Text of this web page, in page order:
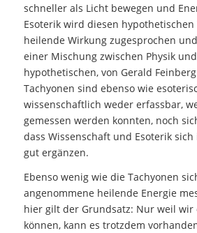
schneller als Licht bewegen und
Esoterik wird diesen
heilende Wirkung zugesprochen
einer Mischung zwischen Physik
hypothetischen, von Gerald
Tachyonen sind ebenso wie
wissenschaftlich weder erfassbar,
gemessen werden konnten, noch
dass Wissenschaft und Esoterik
gut ergänzen.
Ebenso wenig wie die Tachyonen
angenommene heilende Energie
hier gilt der Grundsatz: Nur weil wir
können, kann es trotzdem